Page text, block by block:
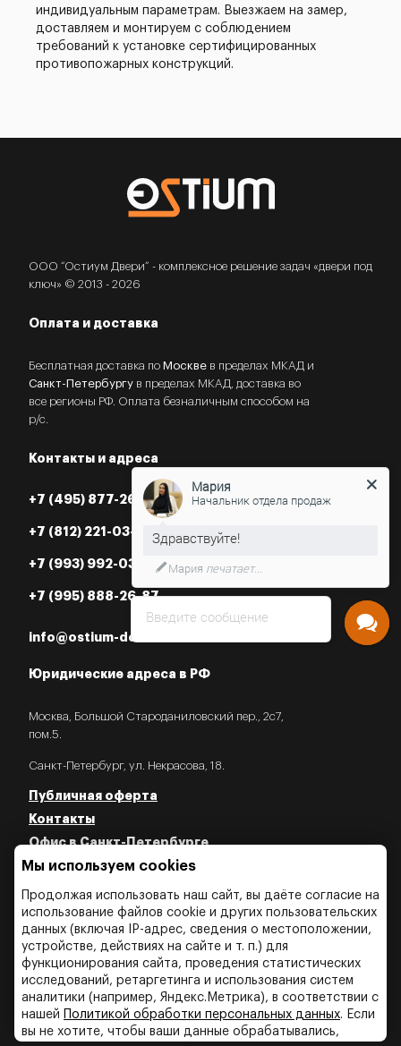
индивидуальным параметрам. Выезжаем на замер,
доставляем и монтируем с соблюдением
требований к установке сертифицированных
противопожарных конструкций.
ООО “Остиум Двери” - комплексное решение задач «двери под
ключ» © 2013 - 2026
Оплата и доставка
Бесплатная доставка по Москве в пределах МКАД и
Санкт-Петербургу в пределах МКАД, доставка во
все регионы РФ. Оплата безналичным способом на
р/с.
Контакты и адреса
+7 (495) 877-26-87
+7 (812) 221-03-07
+7 (993) 992-03-07
+7 (995) 888-26-87
info@ostium-doors.ru
Юридические адреса в РФ
Москва, Большой Староданиловский пер., 2с7,
пом.5.
Санкт-Петербург, ул. Некрасова, 18.
Публичная оферта
Контакты
Офис в Санкт-Петербурге
Политика конфиденциальности
Политика об использовании Cookies
Политика об обработки персональных данных
Мы используем cookies
Продолжая использовать наш сайт, вы даёте согласие на
использование файлов cookie и других пользовательских
данных (включая IP-адрес, сведения о местоположении,
устройстве, действиях на сайте и т. п.) для
функционирования сайта, проведения статистических
исследований, ретаргетинга и использования систем
аналитики (например, Яндекс.Метрика), в соответствии с
нашей
Политикой обработки персональных данных. Если
вы не хотите, чтобы ваши данные обрабатывались,
Введите сообщение
Мария
Начальник отдела продаж